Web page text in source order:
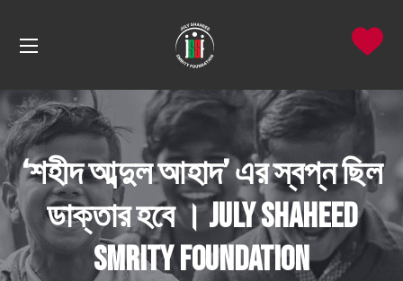
‘শহীদ আব্দুল আহাদ’ এর স্বপ্ন ছিল
ডাক্তার হবে । July Shaheed
Smrity Foundation